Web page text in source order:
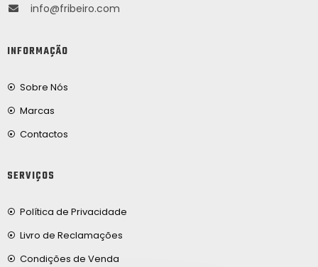
info@fribeiro.com
INFORMAÇÃO
Sobre Nós
Marcas
Contactos
SERVIÇOS
Política de Privacidade
Livro de Reclamações
Condições de Venda